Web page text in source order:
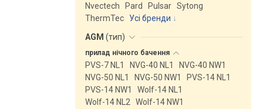
Nvectech
Pard Pulsar Sytong
ThermTec
Усі бренди
AGM (тип)
прилад нічного бачення
PVS-7 NL1 NVG-40 NL1
NVG-40 NW1
NVG-50 NL1
NVG-50 NW1
PVS-14 NL1
PVS-14 NW1
Wolf-14 NL1
Wolf-14 NL2
Wolf-14 NW1